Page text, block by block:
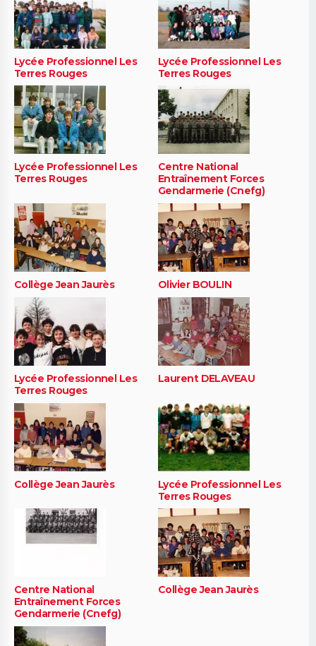
Lycée Professionnel Les
Terres Rouges
Lycée Professionnel Les
Terres Rouges
Lycée Professionnel Les
Terres Rouges
Centre National
Entraînement Forces
Gendarmerie (Cnefg)
Collège Jean Jaurès Olivier BOULIN
Lycée Professionnel Les
Terres Rouges
Laurent DELAVEAU
Collège Jean Jaurès
Lycée Professionnel Les
Terres Rouges
Centre National
Entraînement Forces
Gendarmerie (Cnefg)
Collège Jean Jaurès